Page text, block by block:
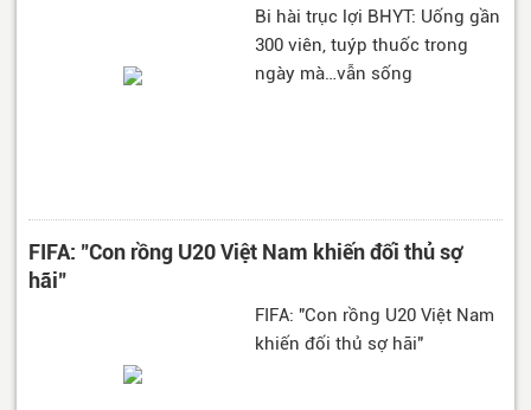
Bi hài trục lợi BHYT: Uống gần
300 viên, tuýp thuốc trong
ngày mà…vẫn sống
FIFA: "Con rồng U20 Việt Nam khiến đối thủ sợ
hãi"
FIFA: "Con rồng U20 Việt Nam
khiến đối thủ sợ hãi"